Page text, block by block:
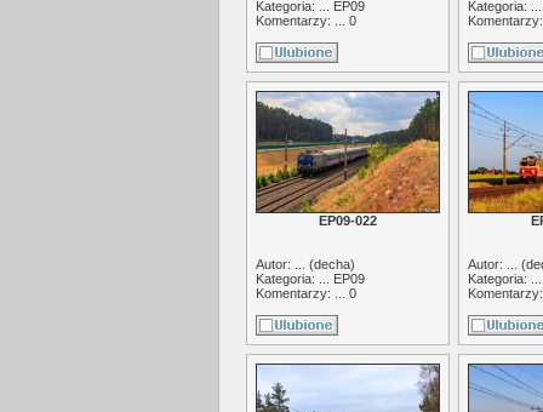
Kategoria: ... EP09
Komentarzy: ... 0
Kategoria:
EP09-022
Autor: ... (decha)
Kategoria: ... EP09
Komentarzy: ... 0
Autor: ... (
Kategoria: